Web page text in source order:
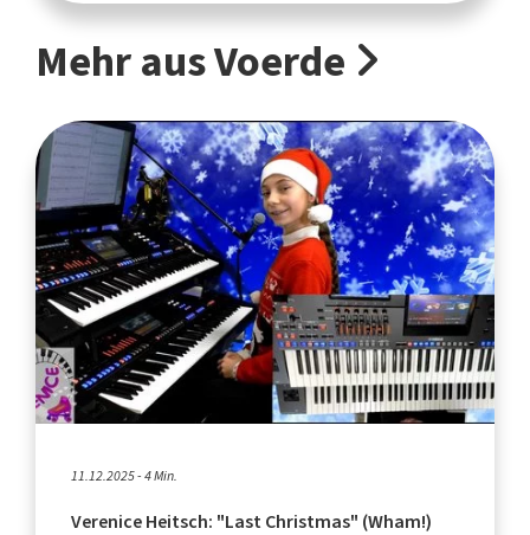
Mehr aus Voerde
11.12.2025 - 4 Min.
Verenice Heitsch: "Last Christmas" (Wham!)